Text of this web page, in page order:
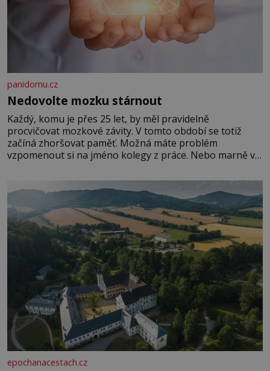
panidomu.cz
Nedovolte mozku stárnout
Každý, komu je přes 25 let, by měl pravidelně
procvičovat mozkové závity. V tomto období se totiž
začíná zhoršovat paměť. Možná máte problém
vzpomenout si na jméno kolegy z práce. Nebo marně v
Je to opravdu tak, s věkem jako kdyby se paměť
rozhodla stávkovat. Cvičte
epochanacestach.cz